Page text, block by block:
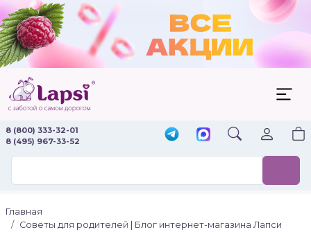
8 (800) 333-32-01
8 (495) 967-33-52
Главная
Советы для родителей | Блог интернет-магазина Лапси